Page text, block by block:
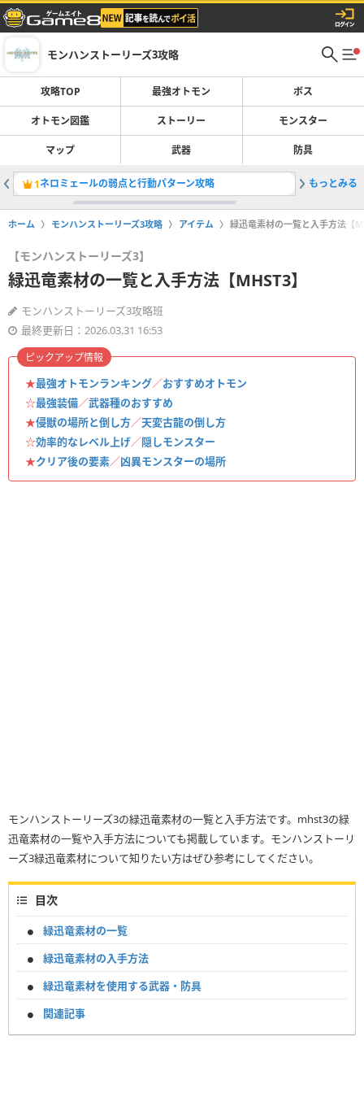
モンハンストーリーズ3攻略
攻略TOP 最強オトモン ボス
オトモン図鑑 ストーリー モンスター
マップ 武器 防具
1ネロミェールの弱点と行動パターン攻略 2侵獣シ
もっとみる
ホーム モンハンストーリーズ3攻略 アイテム 緑迅竜素材の一覧と入手方法【
【モンハンストーリーズ3】
緑迅竜素材の一覧と入手方法【MHST3】
モンハンストーリーズ3攻略班
最終更新日：2026.03.31 16:53
★最強オトモンランキング／おすすめオトモン
☆最強装備／武器種のおすすめ
★侵獣の場所と倒し方／天変古龍の倒し方
☆効率的なレベル上げ／隠しモンスター
★クリア後の要素／凶異モンスターの場所
ピックアップ情報
モンハンストーリーズ3の緑迅竜素材の一覧と入手方法です。mhst3の緑
迅竜素材の一覧や入手方法についても掲載しています。モンハンストーリ
ーズ3緑迅竜素材について知りたい方はぜひ参考にしてください。
目次
緑迅竜素材の一覧
緑迅竜素材の入手方法
緑迅竜素材を使用する武器・防具
関連記事